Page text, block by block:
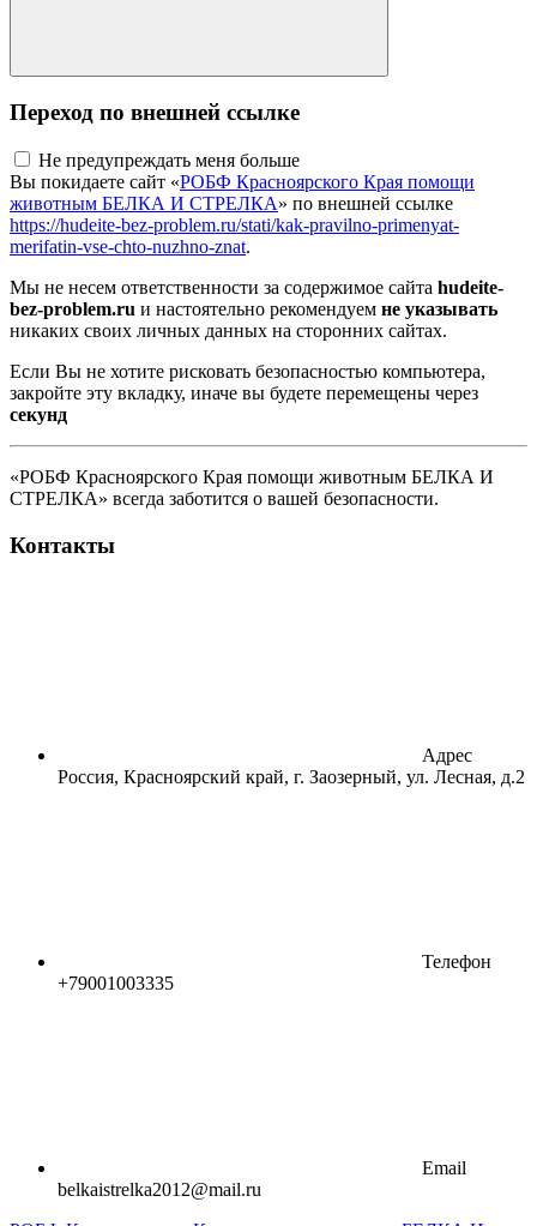
Переход по внешней ссылке
Не предупреждать меня больше
Вы покидаете сайт «РОБФ Красноярского Края помощи
животным БЕЛКА И СТРЕЛКА» по внешней ссылке
https://hudeite-bez-problem.ru/stati/kak-pravilno-primenyat-
merifatin-vse-chto-nuzhno-znat.
Мы не несем ответственности за содержимое сайта hudeite-
bez-problem.ru и настоятельно рекомендуем не указывать
никаких своих личных данных на сторонних сайтах.
Если Вы не хотите рисковать безопасностью компьютера,
закройте эту вкладку, иначе вы будете перемещены через
секунд
«РОБФ Красноярского Края помощи животным БЕЛКА И
СТРЕЛКА» всегда заботится о вашей безопасности.
Контакты
Адрес
Россия, Красноярский край, г. Заозерный, ул. Лесная, д.2
Телефон
+79001003335
Email
belkaistrelka2012@mail.ru